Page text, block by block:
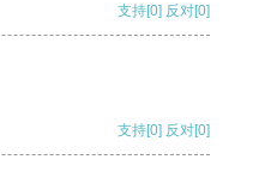
支持[0] 反对[0]
支持[0] 反对[0]